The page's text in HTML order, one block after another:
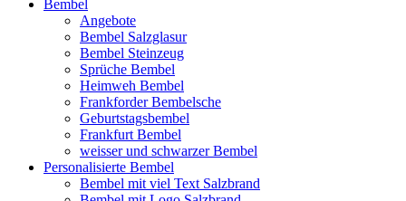
Bembel
Angebote
Bembel Salzglasur
Bembel Steinzeug
Sprüche Bembel
Heimweh Bembel
Frankforder Bembelsche
Geburtstagsbembel
Frankfurt Bembel
weisser und schwarzer Bembel
Personalisierte Bembel
Bembel mit viel Text Salzbrand